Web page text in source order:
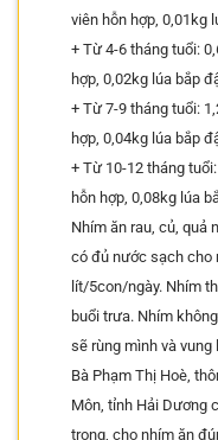
viên hỗn hợp, 0,01kg
+ Từ 4-6 tháng tuổi:
hợp, 0,02kg lúa bắp
+ Từ 7-9 tháng tuổi:
hợp, 0,04kg lúa bắp
+ Từ 10-12 tháng
hỗn hợp, 0,08kg lúa
Nhím ăn rau, củ, quả
có đủ nước sạch cho
lít/5con/ngày. Nhím
buổi trưa. Nhím
sẽ rùng mình và
Bà Phạm Thị Hoè,
Môn, tỉnh Hải Dương
trọng, cho nhím ăn